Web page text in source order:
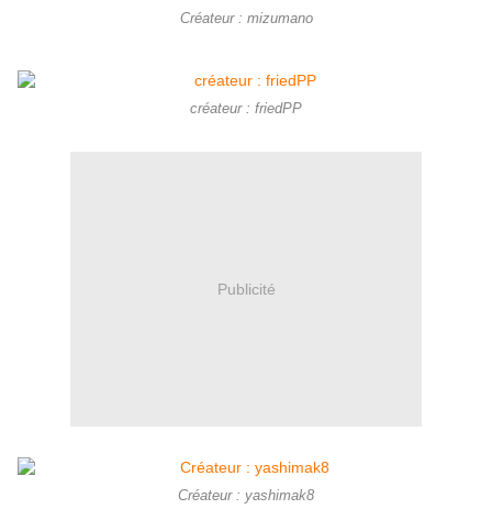
Créateur : mizumano
créateur : friedPP
Publicité
Créateur : yashimak8